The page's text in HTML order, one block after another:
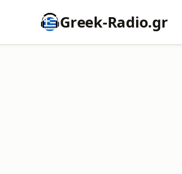
Greek-Radio.gr